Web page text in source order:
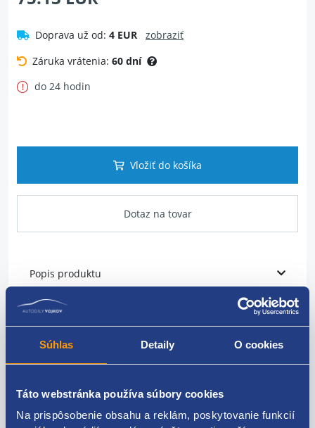
Súhlas Detaily O cookies
Táto webstránka používa súbory cookies
Na prispôsobenie obsahu a reklám, poskytovanie funkcií
Doprava už od: 4 EUR
zobraziť
Záruka vrátenia: 60 dní
do 24 hodin
Vložiť do košíka
Dotaz na tovar
Popis produktu
materiál Guma / kovový
typ uložeíi gumo-kovove ložisko
hmotnosť (v kg) 1,280
originálne číslo Renault
112200014R